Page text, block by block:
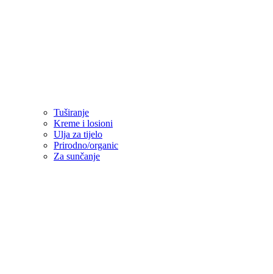
Tuširanje
Kreme i losioni
Ulja za tijelo
Prirodno/organic
Za sunčanje